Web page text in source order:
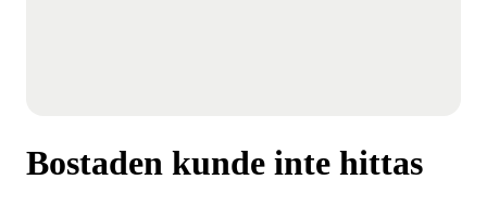
Bostaden kunde inte hittas